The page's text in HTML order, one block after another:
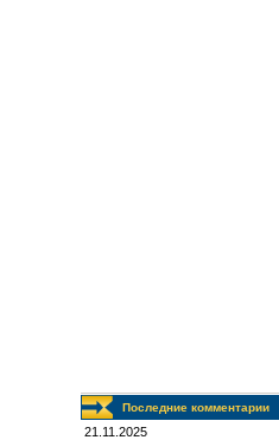
Последние комментарии
21.11.2025